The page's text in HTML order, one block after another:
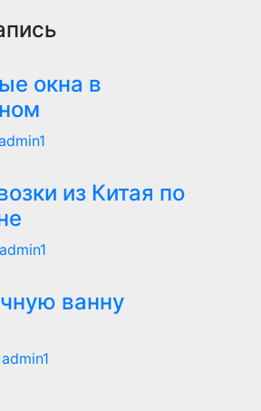
окна в
из Китая по
admin1
ванну
admin1